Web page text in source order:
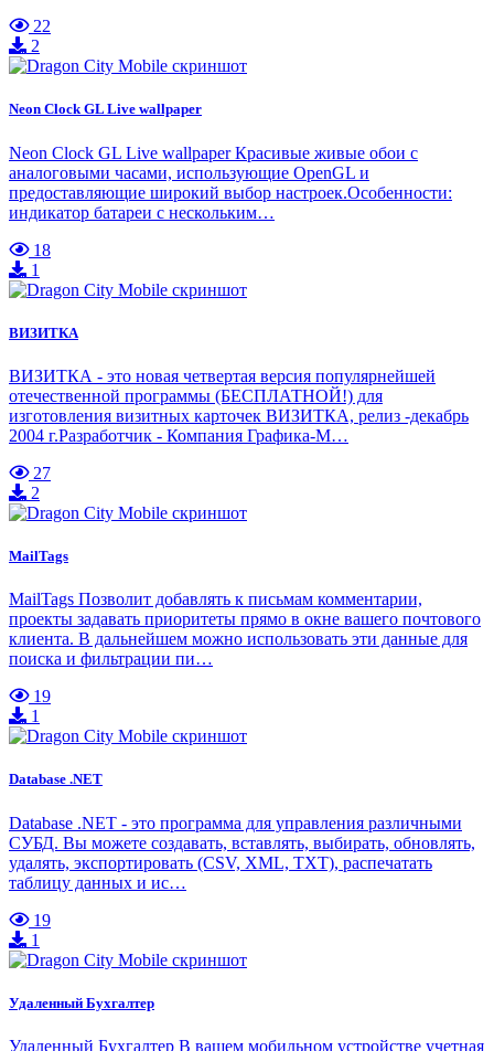
22
2
Neon Clock GL Live wallpaper
Neon Clock GL Live wallpaper Красивые живые обои с
аналоговыми часами, использующие OpenGL и
предоставляющие широкий выбор настроек.Особенности:
индикатор батареи с нескольким…
18
1
ВИЗИТКА
ВИЗИТКА - это новая четвертая версия популярнейшей
отечественной программы (БЕСПЛАТНОЙ!) для
изготовления визитных карточек ВИЗИТКА, релиз -декабрь
2004 г.Разработчик - Компания Графика-М…
27
2
MailTags
MailTags Позволит добавлять к письмам комментарии,
проекты задавать приоритеты прямо в окне вашего почтового
клиента. В дальнейшем можно использовать эти данные для
поиска и фильтрации пи…
19
1
Database .NET
Database .NET - это программа для управления различными
СУБД. Вы можете создавать, вставлять, выбирать, обновлять,
удалять, экспортировать (CSV, XML, TXT), распечатать
таблицу данных и ис…
19
1
Удаленный Бухгалтер
Удаленный Бухгалтер В вашем мобильном устройстве учетная